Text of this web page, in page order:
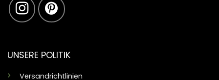
UNSERE POLITIK
Versandrichtlinien